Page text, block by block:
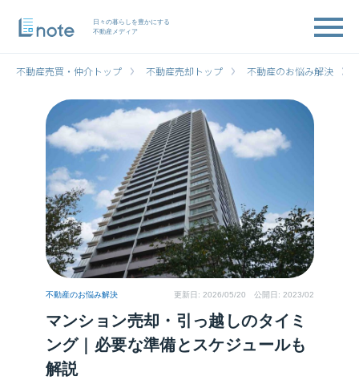
日々の暮らしを豊かにする
不動産メディア
不動産売買・仲介トップ 不動産売却トップ 不動産のお悩み解決
不動産のお悩み解決 更新日: 2026/05/20 公開日: 2023/02
マンション売却・引っ越しのタイミ
ング｜必要な準備とスケジュールも
解説